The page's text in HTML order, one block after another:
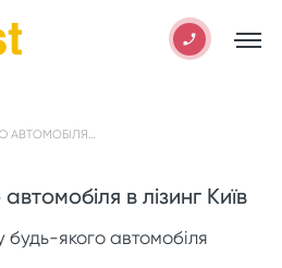
КРЕДИТ НА КУПІВЛЮ АВТОМОБІЛЯ В ЛІЗИНГ КИЇВ
в лізинг Київ
якого автомобіля